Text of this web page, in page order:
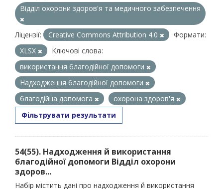
Відділ охорони здоров'я та медичного забезпечення
Ліцензії: Creative Commons Attribution 4.0
Формати:
XLSX
Ключові слова:
використання благодійної допомоги
Надходження благодійної допомоги
благодійна допомога
охорона здоров'я
Фільтрувати результати
54(55). Надходження й використання
благодійної допомоги Відділ охорони
здоров...
Набір містить дані про надходження й використання